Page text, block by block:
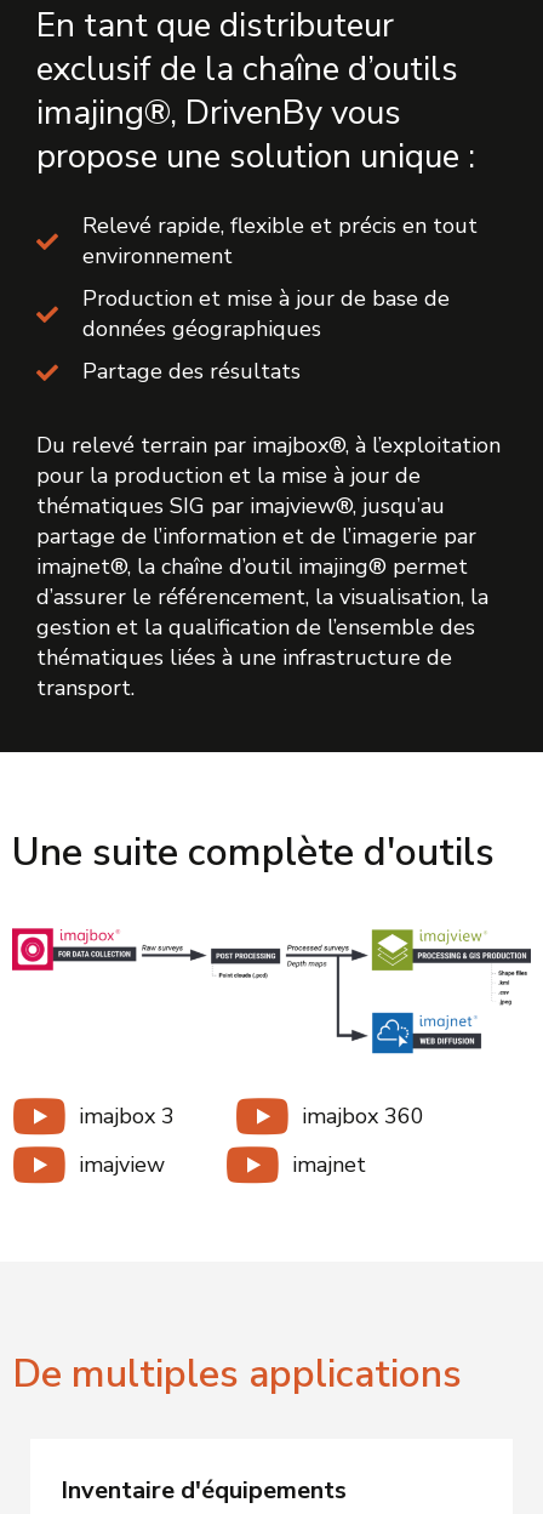
En tant que distributeur
exclusif de la chaîne d’outils
imajing®, DrivenBy vous
propose une solution unique :
Relevé rapide, flexible et précis en tout
environnement
Production et mise à jour de base de
données géographiques
Partage des résultats
Du relevé terrain par imajbox®, à l’exploitation
pour la production et la mise à jour de
thématiques SIG par imajview®, jusqu’au
partage de l’information et de l’imagerie par
imajnet®, la chaîne d’outil imajing® permet
d’assurer le référencement, la visualisation, la
gestion et la qualification de l’ensemble des
thématiques liées à une infrastructure de
transport.
Une suite complète d'outils
imajbox 3
imajbox 360
imajview
imajnet
De multiples applications
Inventaire d'équipements